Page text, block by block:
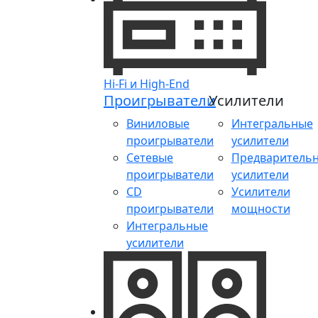
Hi-Fi и High-End
Проигрыватели
Виниловые
проигрыватели
Сетевые
проигрыватели
CD
проигрыватели
Интегральные
усилители
Усилители
Интегральные
усилители
усилители
Усилители
мощности